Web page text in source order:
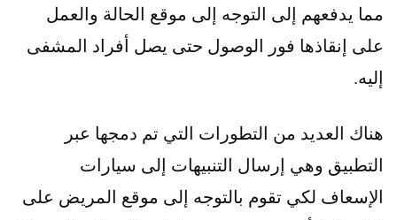
مما يدفعهم إلى التوجه إلى موقع الحالة والعمل
على إنقاذها فور الوصول حتى يصل أفراد المشفى
إليه.
هناك العديد من التطورات التي تم دمجها عبر
التطبيق وهي إرسال التنبيهات إلى سيارات
الإسعاف لكي تقوم بالتوجه إلى موقع المريض على